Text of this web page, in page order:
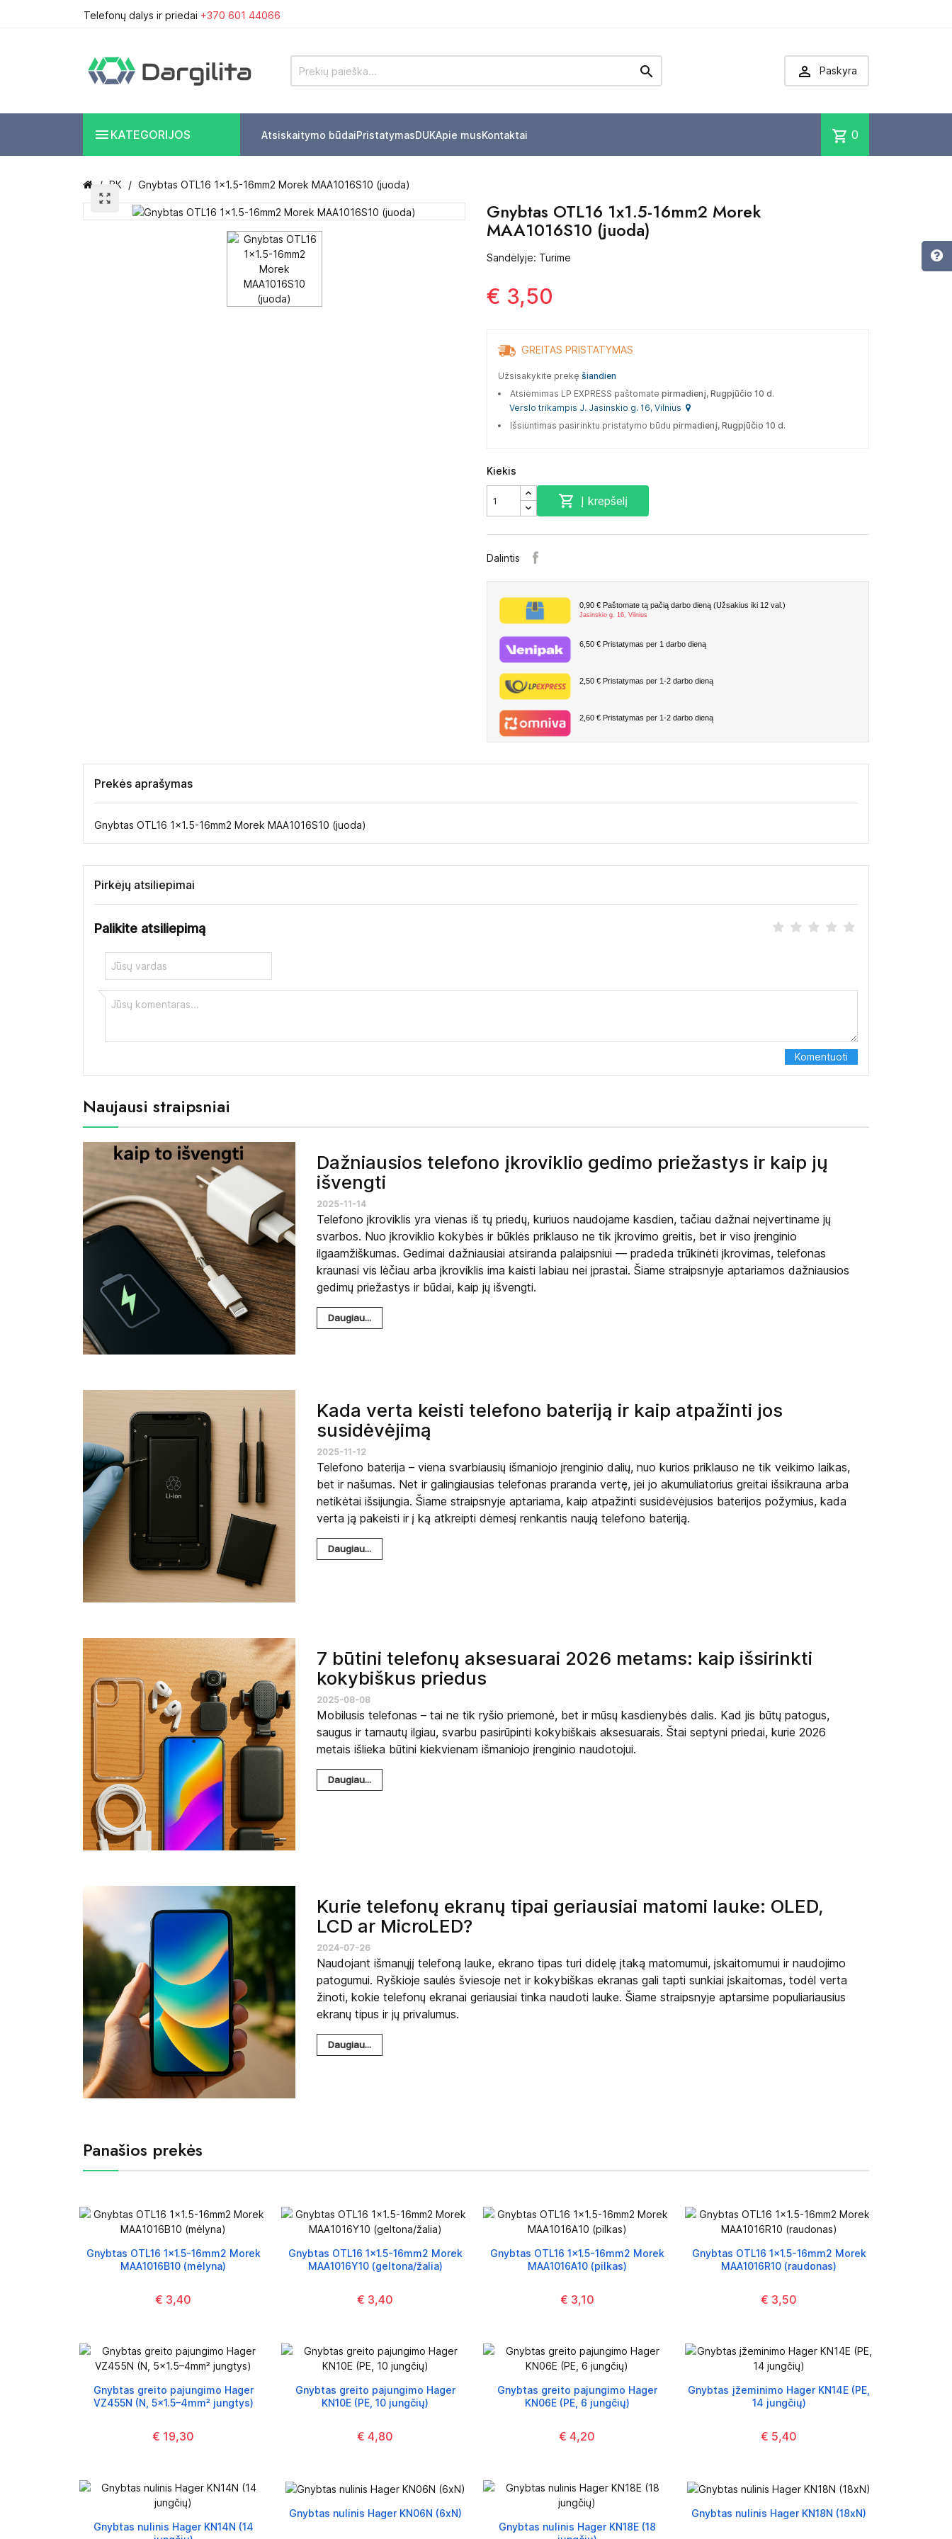
Telefonų dalys ir priedai +370 601 44066
  Paskyra
 KATEGORIJOS Atsiskaitymo būdaiPristatymasDUKApie musKontaktai shopping_cart 0
BK Gnybtas OTL16 1x1.5-16mm2 Morek MAA1016S10 (juoda)
zoom_out_map
Gnybtas OTL16 1x1.5-16mm2 Morek
MAA1016S10 (juoda)
Sandėlyje: Turime
€ 3,50
GREITAS PRISTATYMAS
Užsisakykite prekę šiandien
Atsiėmimas LP EXPRESS paštomate pirmadienį, Rugpjūčio 10 d.
Verslo trikampis J. Jasinskio g. 16, Vilnius
Išsiuntimas pasirinktu pristatymo būdu pirmadienį, Rugpjūčio 10 d.
Kiekis
 Į krepšelį
Dalintis
0,90 € Paštomate tą pačią darbo dieną (Užsakius iki 12 val.)
Jasinskio g. 16, Vilnius
6,50 € Pristatymas per 1 darbo dieną
2,50 € Pristatymas per 1-2 darbo dieną
2,60 € Pristatymas per 1-2 darbo dieną
Prekės aprašymas
Gnybtas OTL16 1x1.5-16mm2 Morek MAA1016S10 (juoda)
Pirkėjų atsiliepimai
Palikite atsiliepimą
Naujausi straipsniai
Dažniausios telefono įkroviklio gedimo priežastys ir kaip jų
išvengti
2025-11-14
Telefono įkroviklis yra vienas iš tų priedų, kuriuos naudojame kasdien, tačiau dažnai neįvertiname jų
svarbos. Nuo įkroviklio kokybės ir būklės priklauso ne tik įkrovimo greitis, bet ir viso įrenginio
ilgaamžiškumas. Gedimai dažniausiai atsiranda palaipsniui — pradeda trūkinėti įkrovimas, telefonas
kraunasi vis lėčiau arba įkroviklis ima kaisti labiau nei įprastai. Šiame straipsnyje aptariamos dažniausios
gedimų priežastys ir būdai, kaip jų išvengti.
Daugiau...
Kada verta keisti telefono bateriją ir kaip atpažinti jos
susidėvėjimą
2025-11-12
Telefono baterija – viena svarbiausių išmaniojo įrenginio dalių, nuo kurios priklauso ne tik veikimo laikas,
bet ir našumas. Net ir galingiausias telefonas praranda vertę, jei jo akumuliatorius greitai išsikrauna arba
netikėtai išsijungia. Šiame straipsnyje aptariama, kaip atpažinti susidėvėjusios baterijos požymius, kada
verta ją pakeisti ir į ką atkreipti dėmesį renkantis naują telefono bateriją.
Daugiau...
7 būtini telefonų aksesuarai 2026 metams: kaip išsirinkti
kokybiškus priedus
2025-08-08
Mobilusis telefonas – tai ne tik ryšio priemonė, bet ir mūsų kasdienybės dalis. Kad jis būtų patogus,
saugus ir tarnautų ilgiau, svarbu pasirūpinti kokybiškais aksesuarais. Štai septyni priedai, kurie 2026
metais išlieka būtini kiekvienam išmaniojo įrenginio naudotojui.
Daugiau...
Kurie telefonų ekranų tipai geriausiai matomi lauke: OLED,
LCD ar MicroLED?
2024-07-26
Naudojant išmanųjį telefoną lauke, ekrano tipas turi didelę įtaką matomumui, įskaitomumui ir naudojimo
patogumui. Ryškioje saulės šviesoje net ir kokybiškas ekranas gali tapti sunkiai įskaitomas, todėl verta
žinoti, kokie telefonų ekranai geriausiai tinka naudoti lauke. Šiame straipsnyje aptarsime populiariausius
ekranų tipus ir jų privalumus.
Daugiau...
Panašios prekės
Gnybtas OTL16 1x1.5-16mm2 Morek
MAA1016B10 (mėlyna)
€ 3,40
Gnybtas OTL16 1x1.5-16mm2 Morek
MAA1016Y10 (geltona/žalia)
€ 3,40
Gnybtas OTL16 1x1.5-16mm2 Morek
MAA1016A10 (pilkas)
€ 3,10
Gnybtas OTL16 1x1.5-16mm2 Morek
MAA1016R10 (raudonas)
€ 3,50
Gnybtas greito pajungimo Hager
VZ455N (N, 5x1.5–4mm² jungtys)
€ 19,30
Gnybtas greito pajungimo Hager
KN10E (PE, 10 jungčių)
€ 4,80
Gnybtas greito pajungimo Hager
KN06E (PE, 6 jungčių)
€ 4,20
Gnybtas įžeminimo Hager KN14E (PE,
14 jungčių)
€ 5,40
Gnybtas nulinis Hager KN14N (14
Gnybtas nulinis Hager KN06N (6xN)
Gnybtas nulinis Hager KN18E (18
Gnybtas nulinis Hager KN18N (18xN)